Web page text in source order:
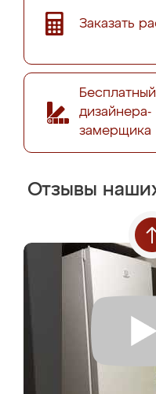
Заказать
дизайнера-
замерщика
Отзывы